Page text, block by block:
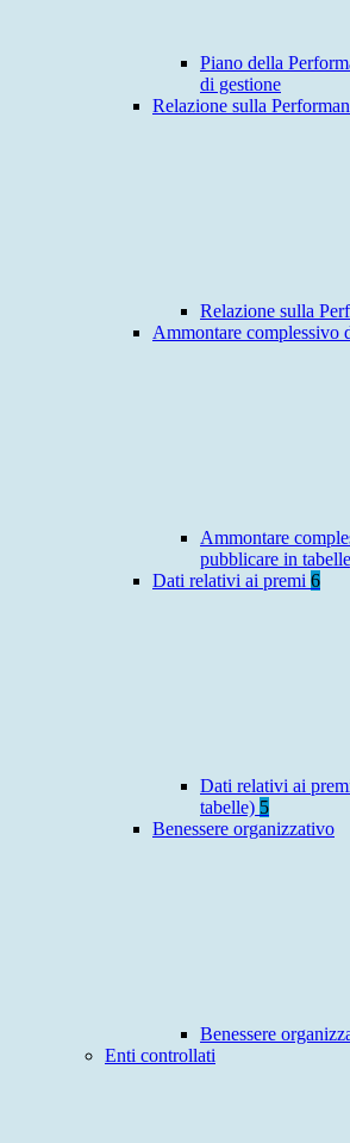
Piano della
di gestione
Relazione sulla
Relazione sulla
Ammontare complessivo
Ammontare
pubblicare in
Dati relativi ai premi 6
Dati relativi ai
tabelle) 5
Benessere organizzativo
Benessere
Enti controllati